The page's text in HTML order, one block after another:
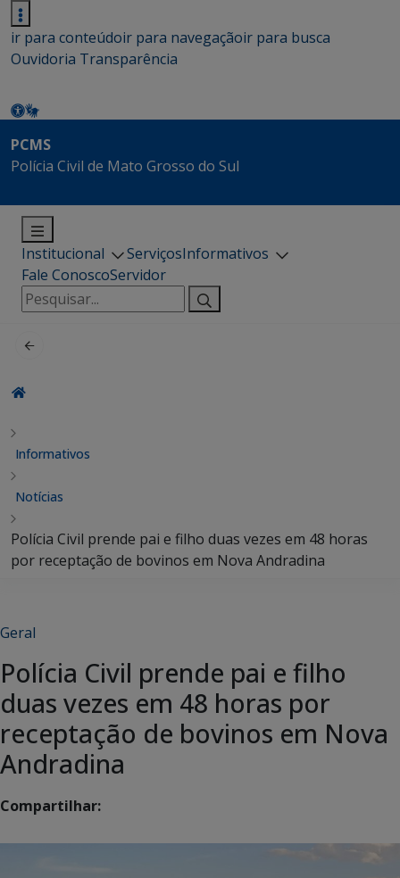
ir para conteúdoir para navegaçãoir para busca
Ouvidoria Transparência
PCMS
Polícia Civil de Mato Grosso do Sul
Institucional ServiçosInformativos
Fale ConoscoServidor
Pesquisar
por:
Informativos
Notícias
Polícia Civil prende pai e filho duas vezes em 48 horas
por receptação de bovinos em Nova Andradina
Geral
Polícia Civil prende pai e filho
duas vezes em 48 horas por
receptação de bovinos em Nova
Andradina
Compartilhar: